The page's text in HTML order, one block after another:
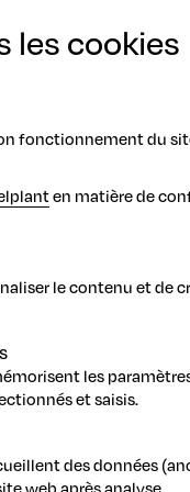
Les principales
les
qui
des
Commission
sur le marché
les agriculteurs
les cookies
fonctionnement du
en matière de
le contenu et de
les
et saisis.
des données